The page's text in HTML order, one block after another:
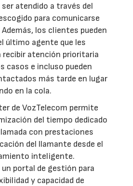
atendido a través del
para comunicarse
los clientes pueden
último agente que les
recibir atención prioritaria
casos e incluso pueden
más tarde en lugar
en la cola.
de VozTelecom permite
del tiempo dedicado
con prestaciones
del llamante desde el
inteligente.
portal de gestión para
y capacidad de